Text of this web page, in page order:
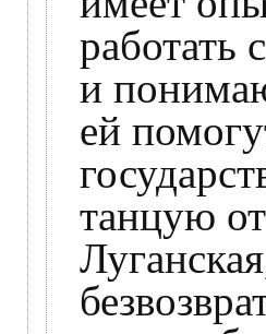
работать
и
ей
танцую